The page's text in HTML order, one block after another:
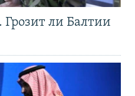
ли Балтии